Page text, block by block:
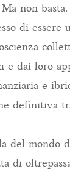
non
di essere
dai loro
e
definitiva
del mondo
di